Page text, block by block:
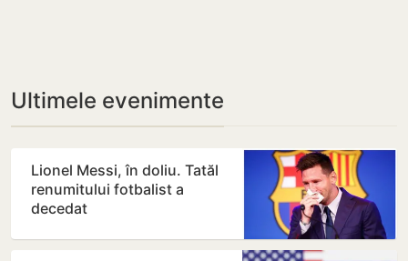
Ultimele evenimente
Lionel Messi, în doliu. Tatăl
renumitului fotbalist a
decedat